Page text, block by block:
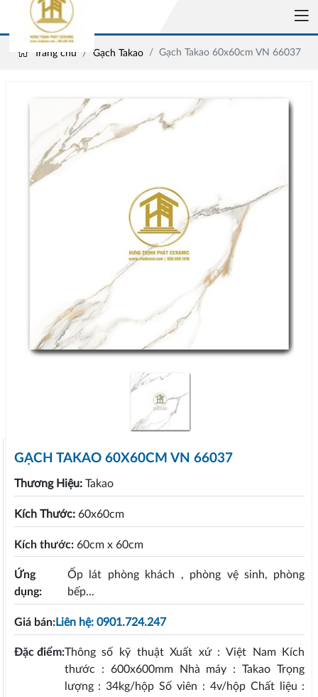
Trang chủ Gạch Takao Gạch Takao 60x60cm VN 66037
GẠCH TAKAO 60X60CM VN 66037
Thương Hiệu: Takao
Kích Thước: 60x60cm
Kích thước: 60cm x 60cm
Ứng
dụng:
Ốp lát phòng khách , phòng vệ sinh, phòng
bếp...
Giá bán:Liên hệ: 0901.724.247
Đặc điểm:Thông số kỹ thuật Xuất xứ : Việt Nam Kích
thước : 600x600mm Nhà máy : Takao Trọng
lượng : 34kg/hộp Số viên : 4v/hộp Chất liệu :